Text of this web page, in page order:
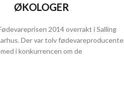
ØKOLOGER
2014 overrakt i Salling
Der var tolv
med i konkurrencen om de